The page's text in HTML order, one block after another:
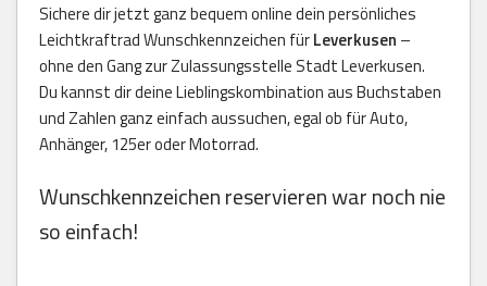
Sichere dir jetzt ganz bequem online dein persönliches
Leichtkraftrad Wunschkennzeichen fürLeverkusen –
ohne den Gang zur Zulassungsstelle Stadt Leverkusen.
Du kannst dir deine Lieblingskombination aus Buchstaben
und Zahlen ganz einfach aussuchen, egal ob für Auto,
Anhänger, 125er oder Motorrad.
Wunschkennzeichen reservieren war noch nie
so einfach!